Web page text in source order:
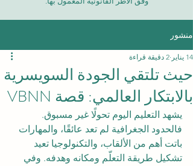
منشور
حيث تلتقي الجودة السويسرية
بالابتكار العالمي: قصة VBNN
14 يناير 2 دقيقة قراءة
يشهد التعليم اليوم تحولًا غير مسبوق.
فالحدود الجغرافية لم تعد عائقًا، والمهارات
باتت أهم من الألقاب، والتكنولوجيا تعيد
تشكيل طريقة التعلّم ومكانه وهدفه. وفي